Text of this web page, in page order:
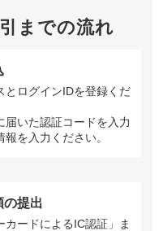
までの流れ
とログインIDを登録くだ
届いた認証コードを入力
報を入力ください。
の提出
カードによるIC認証」ま